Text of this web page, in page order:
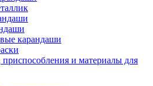
карандаши
и материалы для